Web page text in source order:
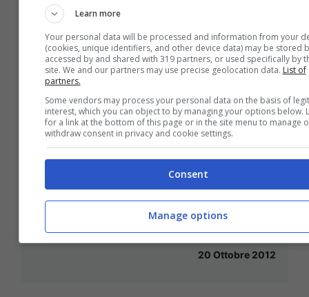
Napoli-Chievo: le pagelle
Napoli-Chievo, le probabili
formazioni
28 Ottobre 2012
A Torino a testa alta!
20 Ottobre 2012
Learn more
Your personal data will be processed and information from your
(cookies, unique identifiers, and other device data) may be stored
accessed by and shared with 319 partners, or used specifically by
site. We and our partners may use precise geolocation data. List of
partners.
Some vendors may process your personal data on the basis of
interest, which you can object to by managing your options below.
for a link at the bottom of this page or in the site menu to manage
withdraw consent in privacy and cookie settings.
Consent
Manage options